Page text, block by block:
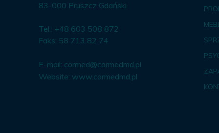
83-000 Pruszcz Gdański
Tel.: +48 603 508 872
Faks: 58 713 82 74
E-mail: cormed@cormedmd.pl
Website: www.cormedmd.pl